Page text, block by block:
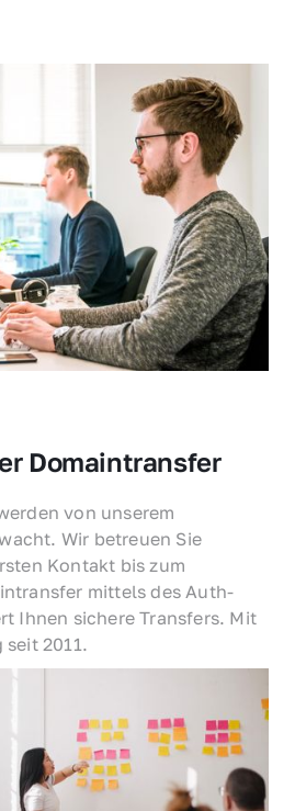
Domaintransfer
von unserem
Wir betreuen Sie
Kontakt bis zum
mittels des Auth-
Ihnen sichere Transfers. Mit
seit 2011.